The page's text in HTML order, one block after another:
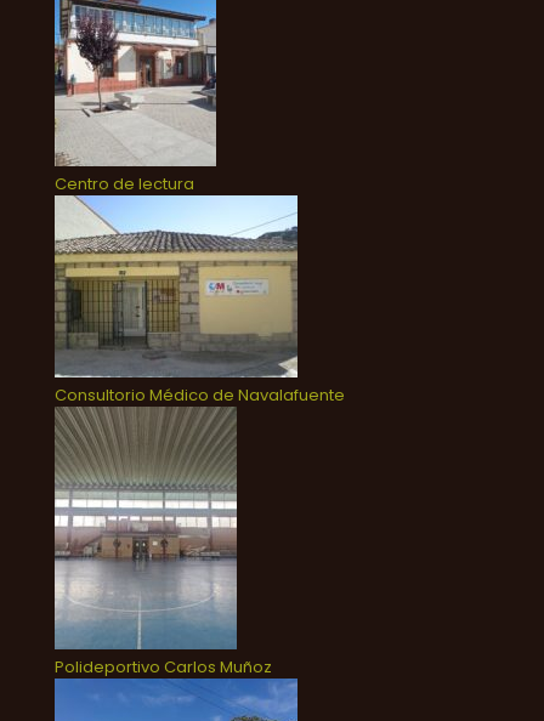
Centro de lectura
Consultorio Médico de Navalafuente
Polideportivo Carlos Muñoz